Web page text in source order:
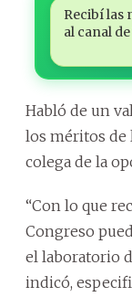
Recibí las
al canal
Habló de un
los méritos de
colega de la
“Con lo que
Congreso
el laboratorio
indicó,